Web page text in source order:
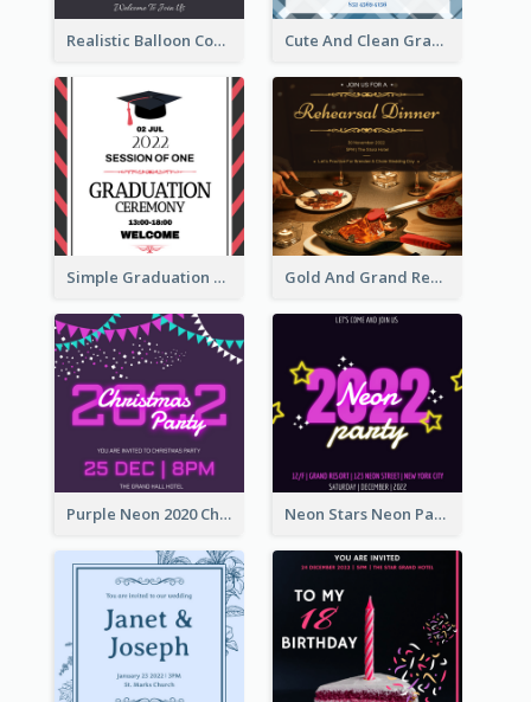
Realistic Balloon Cool Graduation Ceremony Design Cute And Clean Graduation Ceremony Invitation Design Ideas
Simple Graduation Ceremony Invitation Design Template Gold And Grand Rehearsal Dinner For Wedding Invitation
Purple Neon 2020 Christmas Party Invitation Neon Stars Neon Party 2020 Invitation